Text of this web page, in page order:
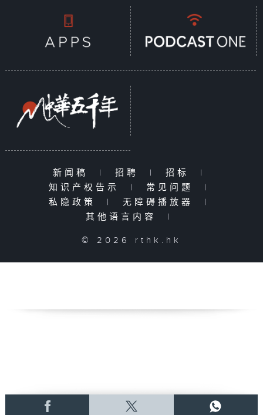
新闻稿 | 招聘 | 招标
|
知识产权告示
| 常见问题
|
私隐政策
| 无障碍播放器
|
其他语言内容
|
© 2026 rthk.hk